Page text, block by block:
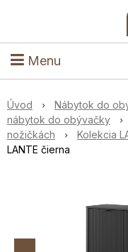
Menu
Úvod Nábytok do
nábytok do obývačky
nožičkách
Kolekcia
LANTE čierna